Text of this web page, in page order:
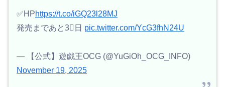
✅HPhttps://t.co/iGQ23l28MJ
発売まであと3⃣日 pic.twitter.com/YcG3fhN24U
— 【公式】遊戯王OCG (@YuGiOh_OCG_INFO)
November 19, 2025